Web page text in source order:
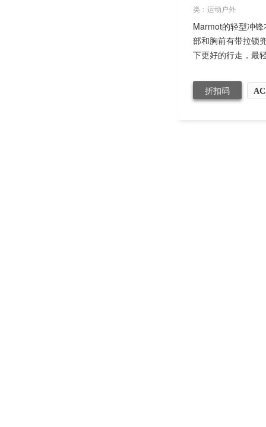
类： 运动户外
Marmot的轻型冲
部和胸前有带拉锁
下更好的行走，最
折扣码